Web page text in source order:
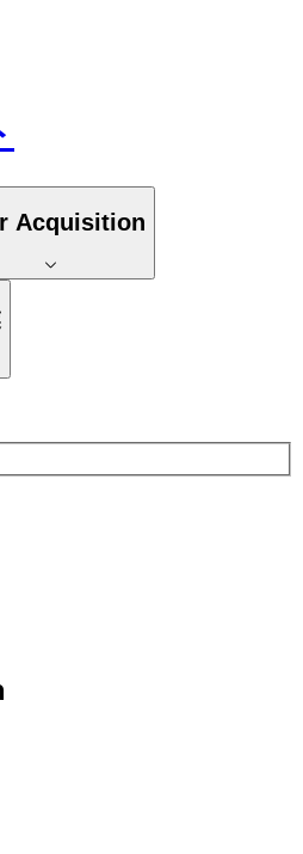
Acquisition